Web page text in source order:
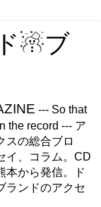
☃ブ
--- So that
the record --- ア
スの総合ブロ
イ、コラム。CD
本から発信。ド
ランドのアクセ